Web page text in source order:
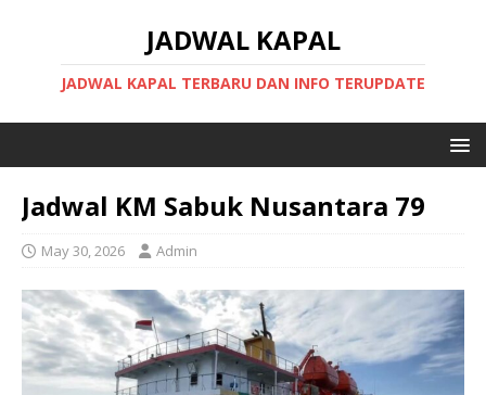
JADWAL KAPAL
JADWAL KAPAL TERBARU DAN INFO TERUPDATE
Jadwal KM Sabuk Nusantara 79
May 30, 2026 Admin